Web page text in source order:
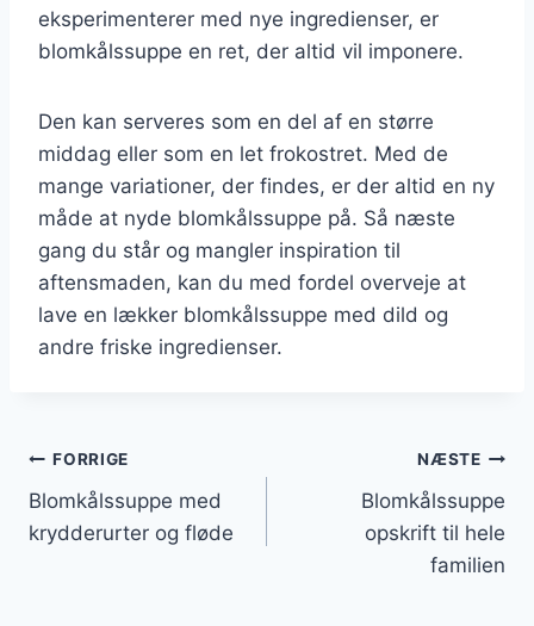
eksperimenterer med nye ingredienser, er
blomkålssuppe en ret, der altid vil imponere.
Den kan serveres som en del af en større
middag eller som en let frokostret. Med de
mange variationer, der findes, er der altid en ny
måde at nyde blomkålssuppe på. Så næste
gang du står og mangler inspiration til
aftensmaden, kan du med fordel overveje at
lave en lækker blomkålssuppe med dild og
andre friske ingredienser.
Indlægsnavigation
FORRIGE
Blomkålssuppe med
krydderurter og fløde
NÆSTE
Blomkålssuppe
opskrift til hele
familien